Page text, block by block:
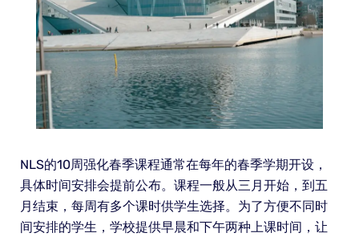
NLS的10周强化春季课程通常在每年的春季学期开设，
具体时间安排会提前公布。课程一般从三月开始，到五
月结束，每周有多个课时供学生选择。为了方便不同时
间安排的学生，学校提供早晨和下午两种上课时间，让